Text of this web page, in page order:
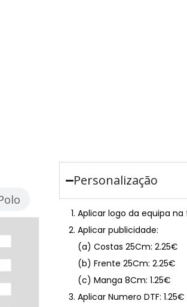
Personalização
Aplicar logo da equipa na
Aplicar publicidade:
(a) Costas 25Cm: 2.25€
(b) Frente 25Cm: 2.25€
(c) Manga 8Cm: 1.25€
Aplicar Numero DTF: